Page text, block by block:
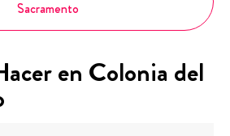
Sacramento
en Colonia del